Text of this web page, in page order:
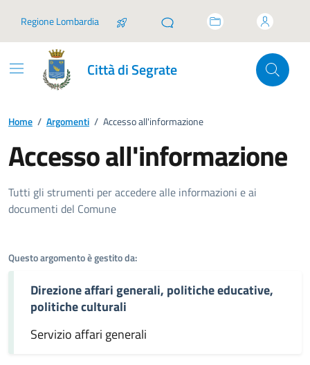
Regione Lombardia
Città di Segrate
Home / Argomenti / Accesso all'informazione
Accesso all'informazione
Dettagli dell'argomento
Tutti gli strumenti per accedere alle informazioni e ai
documenti del Comune
Questo argomento è gestito da:
Direzione affari generali, politiche educative,
politiche culturali
Servizio affari generali